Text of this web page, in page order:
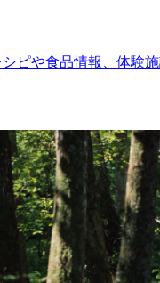
ピや食品情報、体験